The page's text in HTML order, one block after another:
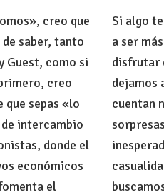
Jolly
Guest:
historia
creo que
saber, tanto
Guest, como si
creo
que sepas «lo
de intercambio
donde el
económicos
el
Si algo
a ser
disfrutar
dejamos
cuentan